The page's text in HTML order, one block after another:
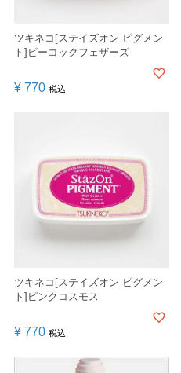
ツキネコ[ステイズオン ピグメン
ト]ピーコックフェザーズ
¥ 770 税込
ツキネコ[ステイズオン ピグメン
ト]ピンクコスモス
¥ 770 税込